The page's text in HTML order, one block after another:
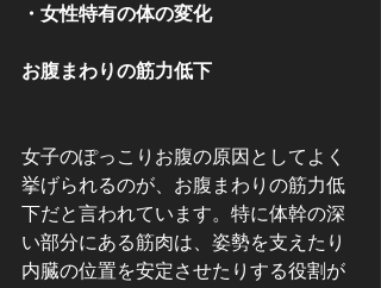
・女性特有の体の変化
お腹まわりの筋力低下
女子のぽっこりお腹の原因としてよく
挙げられるのが、お腹まわりの筋力低
下だと言われています。特に体幹の深
い部分にある筋肉は、姿勢を支えたり
内臓の位置を安定させたりする役割が